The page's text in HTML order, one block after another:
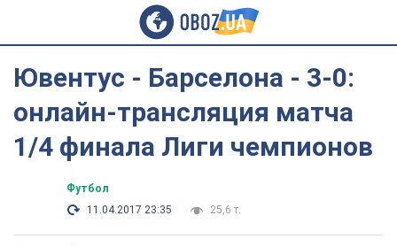
Ювентус - Барселона - 3-0:
онлайн-трансляция матча
1/4 финала Лиги чемпионов
Футбол
11.04.2017 23:35
25,6 т.